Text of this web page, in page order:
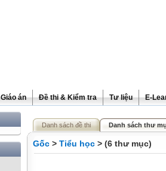
Giáo án Đề thi & Kiểm tra Tư liệu E-
Danh sách đề thi Danh sách thư
Gốc > Tiểu học > (6 thư mục)